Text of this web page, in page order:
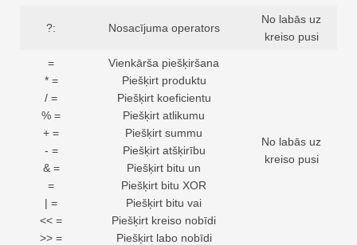
?: Nosacījuma operators
No labās uz
kreiso pusi
=
* =
/ =
% =
+ =
- =
& =
=
| =
<< =
>> =
Vienkārša piešķiršana
Piešķirt produktu
Piešķirt koeficientu
Piešķirt atlikumu
Piešķirt summu
Piešķirt atšķirību
Piešķirt bitu un
Piešķirt bitu XOR
Piešķirt bitu vai
Piešķirt kreiso nobīdi
Piešķirt labo nobīdi
No labās uz
kreiso pusi